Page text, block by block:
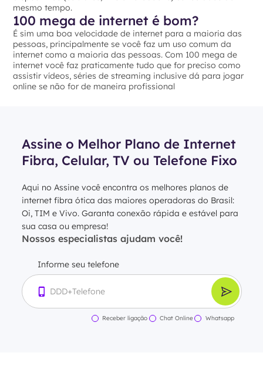
mesmo tempo.
100 mega de internet é bom?
É sim uma boa velocidade de internet para a maioria das
pessoas, principalmente se você faz um uso comum da
internet como a maioria das pessoas. Com 100 mega de
internet você faz praticamente tudo que for preciso como
assistir vídeos, séries de streaming inclusive dá para jogar
online se não for de maneira profissional
Assine o Melhor Plano de Internet
Fibra, Celular, TV ou Telefone Fixo
Aqui no Assine você encontra os melhores planos de
internet fibra ótica das maiores operadoras do Brasil:
Oi, TIM e Vivo. Garanta conexão rápida e estável para
sua casa ou empresa!
Nossos especialistas ajudam você!
Informe seu telefone
Receber ligação Chat Online Whatsapp